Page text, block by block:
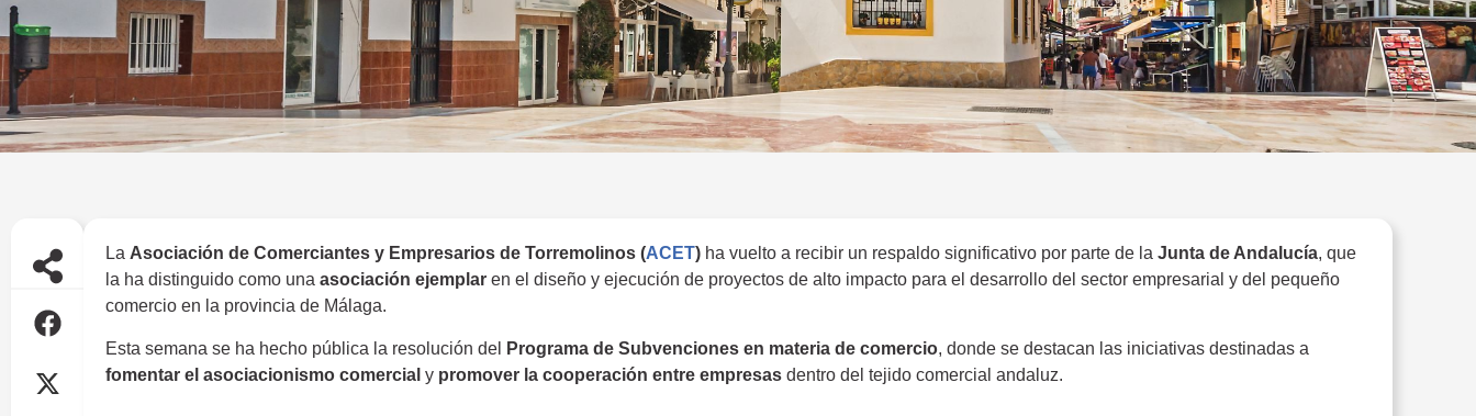
La Asociación de Comerciantes y Empresarios de Torremolinos (ACET) ha vuelto a recibir un respaldo significativo por parte de laJunta de Andalucía, que
la ha distinguido como unaasociación ejemplar en el diseño y ejecución de proyectos de alto impacto para el desarrollo del sector empresarial y del pequeño
comercio en la provincia de Málaga.
Esta semana se ha hecho pública la resolución del Programa de Subvenciones en materia de comercio, donde se destacan las iniciativas destinadas a
fomentar el asociacionismo comercial y promover la cooperación entre empresas dentro del tejido comercial andaluz.